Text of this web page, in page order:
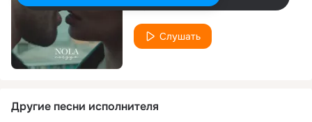
NOLA
Слушать
Другие песни исполнителя